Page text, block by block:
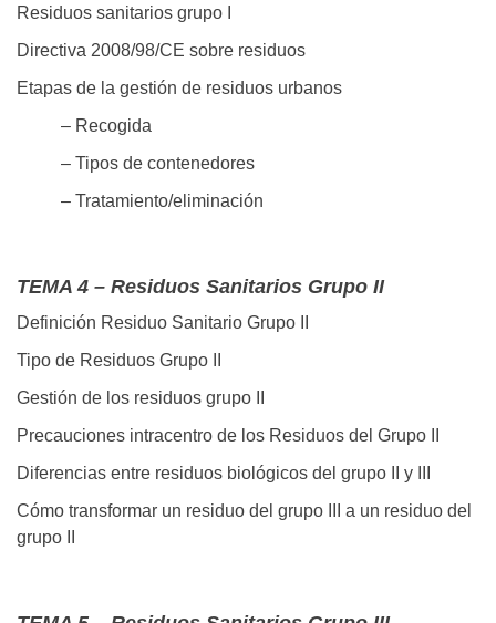
Residuos sanitarios grupo I
Directiva 2008/98/CE sobre residuos
Etapas de la gestión de residuos urbanos
– Recogida
– Tipos de contenedores
– Tratamiento/eliminación
TEMA 4 – Residuos Sanitarios Grupo II
Definición Residuo Sanitario Grupo II
Tipo de Residuos Grupo II
Gestión de los residuos grupo II
Precauciones intracentro de los Residuos del Grupo II
Diferencias entre residuos biológicos del grupo II y III
Cómo transformar un residuo del grupo III a un residuo del
grupo II